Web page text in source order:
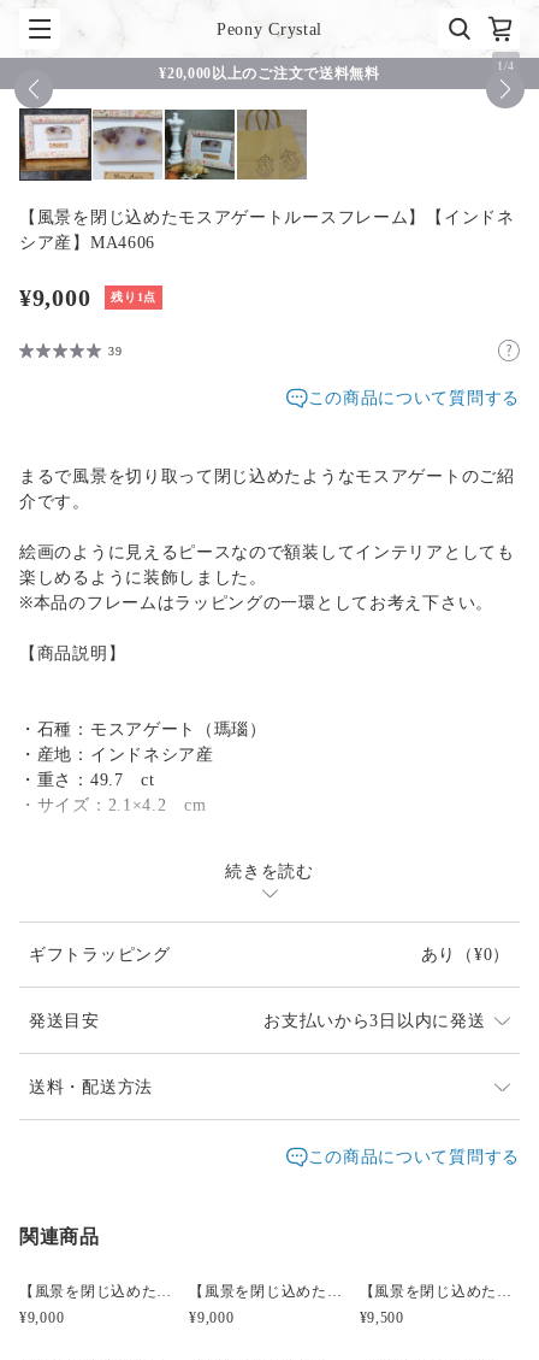
Peony Crystal
¥20,000以上のご注文で送料無料 1 /4
【風景を閉じ込めたモスアゲートルースフレーム】【インドネ
シア産】MA4606
¥9,000 残り1点
39
この商品について質問する
まるで風景を切り取って閉じ込めたようなモスアゲートのご紹
介です。
絵画のように見えるピースなので額装してインテリアとしても
楽しめるように装飾しました。
※本品のフレームはラッピングの一環としてお考え下さい。
【商品説明】
・石種：モスアゲート（瑪瑙）
・産地：インドネシア産
・重さ：49.7 ct
・サイズ：2.1×4.2 cm
【ご購入の前に】
・ご希望、ご質問がある場合は『ご購入前に』お問い合わせを
お願い致します。
続きを読む
ギフトラッピング あり （¥0）
発送目安 お支払いから3日以内に発送
発送は通常2、3日以内に対応させて頂いております。
イベント等で不在時はベストエフォートでの対応になり
送料・配送方法
レターパックプラス
宅急便コンパクト ○／ ○ 都道府県別 ¥0〜
この商品について質問する
関連商品
【風景を閉じ込めたモスアゲートルースフレーム】【インドネシア産】MA3201
¥9,000
【風景を閉じ込めたモスアゲートルースフレーム】【インドネシア産】MA4103
¥9,000
【風景を閉じ込めたモスアゲートルースフレーム】【インドネシア産】MA4603
¥9,500